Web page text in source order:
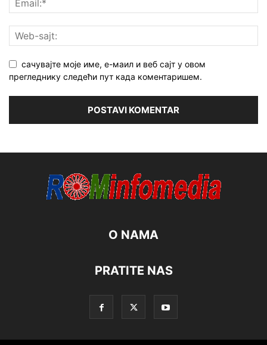
сачувајте моје име, е-маил и веб сајт у овом
прегледнику следећи пут када коментаришем.
O NAMA
PRATITE NAS